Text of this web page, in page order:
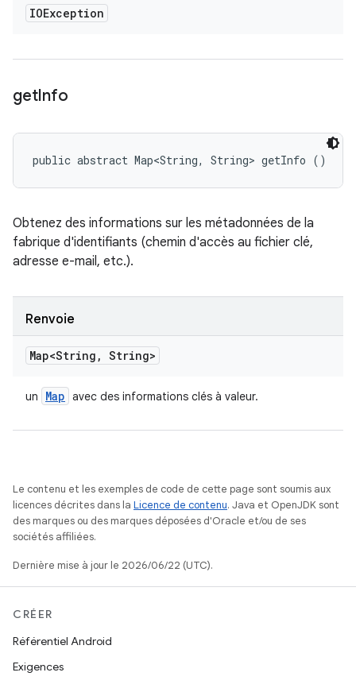
IOException
getInfo
public abstract Map<String, String> getInfo ()
Obtenez des informations sur les métadonnées de la
fabrique d'identifiants (chemin d'accès au fichier clé,
adresse e-mail, etc.).
Renvoie
Map<String , String>
un Map avec des informations clés à valeur.
Le contenu et les exemples de code de cette page sont soumis aux
licences décrites dans la Licence de contenu. Java et OpenJDK sont
des marques ou des marques déposées d'Oracle et/ou de ses
sociétés affiliées.
Dernière mise à jour le 2026/06/22 (UTC).
CRÉER
Référentiel Android
Exigences